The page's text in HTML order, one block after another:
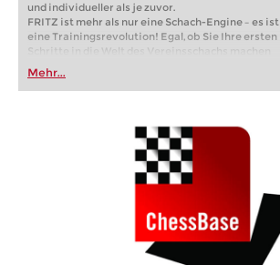
und individueller als je zuvor.
FRITZ ist mehr als nur eine Schach-Engine – es ist
eine Trainingsrevolution! Egal, ob Sie Ihre ersten
Schritte in die Welt des Vereinsschachs machen
oder bereits auf Turnierniveau spielen: Mit
FRITZ trainieren Sie effizienter, intelligenter und
individueller als je zuvor.
Mehr...